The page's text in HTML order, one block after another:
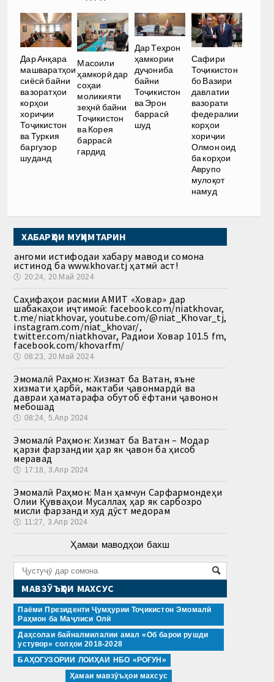
Дар Анқара
машваратҳои
сиёсӣ байни
вазоратҳои
корҳои
хориҷии
Тоҷикистон
ва Туркия
баргузор
шуданд
Масоили
ҳамкорӣ дар
соҳаи
моликияти
зеҳнӣ байни
Тоҷикистон
ва Корея
баррасӣ
гардид
Дар Теҳрон
ҳамкории
дуҷониба
байни
Тоҷикистон
ва Эрон
баррасӣ
шуд
Сафири
Тоҷикистон
бо Вазири
давлатии
вазорати
федералии
корҳои
хориҷии
Олмон оид
ба корҳои
Аврупо
мулоқот
намуд
ХАБАРҲОИ МУҲИМТАРИН
Ҳангоми истифодаи хабару маводи сомона
истинод ба www.khovar.tj ҳатмӣ аст!
🕔 20:24, 20.Май 2024
Саҳифаҳои расмии АМИТ «Ховар» дар
шабакаҳои иҷтимоӣ: facebook.com/niatkhovar,
t.me/niatkhovar, youtube.com/@niat_Khovar_tj,
instagram.com/niat_khovar/,
twitter.com/niatkhovar, Радиои Ховар 101.5 fm,
facebook.com/khovarfm/
🕔 08:23, 20.Май 2024
Эмомалӣ Раҳмон: Хизмат ба Ватан, яъне
хизмати ҳарбӣ, мактаби ҷавонмардӣ ва
давраи ҳаматарафа обутоб ёфтани ҷавонон
мебошад
🕔 08:24, 5.Апр 2024
Эмомалӣ Раҳмон: Хизмат ба Ватан – Модар
қарзи фарзандии ҳар як ҷавон ба ҳисоб
меравад
🕔 17:18, 3.Апр 2024
Эмомалӣ Раҳмон: Ман ҳамчун Сарфармондеҳи
Олии Қувваҳои Мусаллаҳ ҳар як сарбозро
мисли фарзанди худ дӯст медорам
🕔 11:27, 3.Апр 2024
Ҳамаи маводҳои бахш
МАВЗӮЪҲОИ МАХСУС
Паёми Президенти Ҷумҳурии Тоҷикистон Эмомалӣ
Раҳмон ба Маҷлиси Олӣ
Даҳсолаи байналмилалии амал «Об барои рушди
устувор» солҳои 2018-2028
БАҲОГУЗОРИИ ЛОИҲАИ НБО «РОҒУН»
Ҳамаи мавзӯъҳои махсус